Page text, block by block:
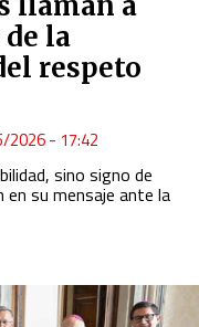
la
respeto
2026 - 17:42
sino signo de
en su mensaje ante la